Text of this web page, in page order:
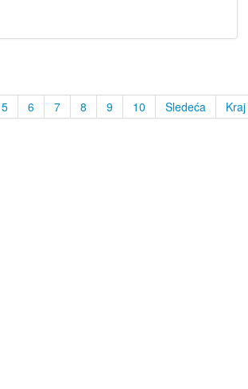
5 6 7 8 9 10 Sledeća Kraj